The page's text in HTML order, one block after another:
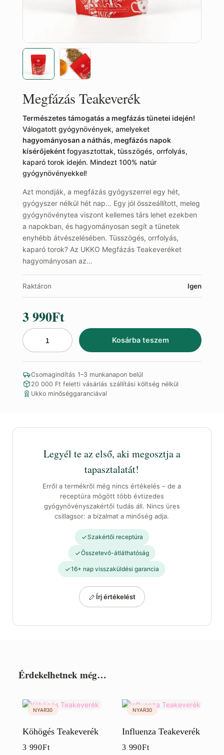
Megfázás Teakeverék
Természetes támogatás a megfázás tünetei idején!
Válogatott gyógynövények, amelyeket
hagyományosan a náthás, megfázós napok
kísérőjeként fogyasztottak, tüsszögés, orrfolyás,
kaparó torok idején. Mindezt 100% natúr
gyógynövényekkel!
Azt mondják, a megfázás gyógyszerrel egy hét,
gyógyszer nélkül hét nap… Egy jól összeállított, meleg
gyógynövénytea viszont kellemes társ lehet ezekben
a napokban, és hagyományosan segít a tünetek
enyhébb átvészelésében. Tüsszögés, orrfolyás,
kaparó torok? Az UKKO Megfázás Teakeveréket
hagyományosan az…
Raktáron Igen
3 990Ft
Megfázás
Kosárba teszem
Csomagindítás 1–3 munkanapon belül
20 000 Ft feletti vásárlás szállítási költség nélkül
Ukko minőséggaranciával
Legyél te az első, aki megosztja a
tapasztalatát!
Erről a termékről még nincs értékelés – de a
receptúra mögött több évtizedes
gyógynövényszakértői tudás áll. Nincs üres
csillagsor: a bizalmat a minőség adja.
Szakértői receptúra
Összetevő-átláthatóság
16+ nap visszaküldési garancia
Írj értékelést
Érdekelhetnek még…
Köhögés Teakeverék
3 990Ft
Influenza Teakeverék
3 990Ft